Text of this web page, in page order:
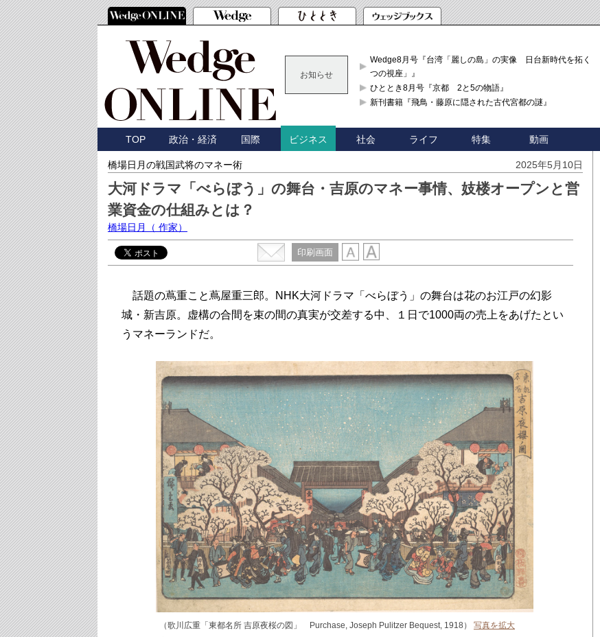
お知らせ
Wedge8月号『台湾「麗しの島」の実像 日台新時代を拓く「3
つの視座」』
ひととき8月号『京都 2と5の物語』
新刊書籍『飛鳥・藤原に隠された古代宮都の謎』
TOP 政治・経済 国際 ビジネス 社会 ライフ 特集 動画
橋場日月の戦国武将のマネー術 2025年5月10日
大河ドラマ「べらぼう」の舞台・吉原のマネー事情、妓楼オープンと営
業資金の仕組みとは？
橋場日月 （ 作家）
印刷画面
話題の蔦重こと蔦屋重三郎。NHK大河ドラマ「べらぼう」の舞台は花のお江戸の幻影
城・新吉原。虚構の合間を束の間の真実が交差する中、１日で1000両の売上をあげたとい
うマネーランドだ。
（歌川広重「東都名所 吉原夜桜の図」 Purchase, Joseph Pulitzer Bequest, 1918） 写真を拡大